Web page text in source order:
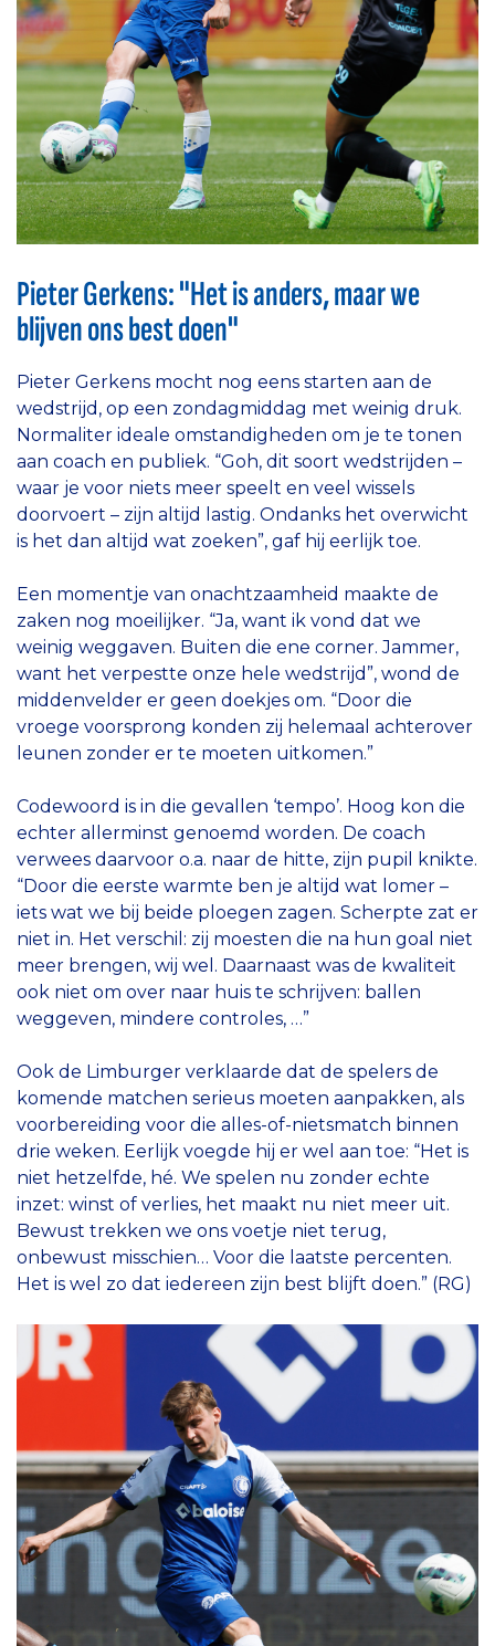
Pieter Gerkens: "Het is anders, maar we
blijven ons best doen"
Pieter Gerkens mocht nog eens starten aan de
wedstrijd, op een zondagmiddag met weinig druk.
Normaliter ideale omstandigheden om je te tonen
aan coach en publiek. “Goh, dit soort wedstrijden –
waar je voor niets meer speelt en veel wissels
doorvoert – zijn altijd lastig. Ondanks het overwicht
is het dan altijd wat zoeken”, gaf hij eerlijk toe.
Een momentje van onachtzaamheid maakte de
zaken nog moeilijker. “Ja, want ik vond dat we
weinig weggaven. Buiten die ene corner. Jammer,
want het verpestte onze hele wedstrijd”, wond de
middenvelder er geen doekjes om. “Door die
vroege voorsprong konden zij helemaal achterover
leunen zonder er te moeten uitkomen.”
Codewoord is in die gevallen ‘tempo’. Hoog kon die
echter allerminst genoemd worden. De coach
verwees daarvoor o.a. naar de hitte, zijn pupil knikte.
“Door die eerste warmte ben je altijd wat lomer –
iets wat we bij beide ploegen zagen. Scherpte zat er
niet in. Het verschil: zij moesten die na hun goal niet
meer brengen, wij wel. Daarnaast was de kwaliteit
ook niet om over naar huis te schrijven: ballen
weggeven, mindere controles, …”
Ook de Limburger verklaarde dat de spelers de
komende matchen serieus moeten aanpakken, als
voorbereiding voor die alles-of-nietsmatch binnen
drie weken. Eerlijk voegde hij er wel aan toe: “Het is
niet hetzelfde, hé. We spelen nu zonder echte
inzet: winst of verlies, het maakt nu niet meer uit.
Bewust trekken we ons voetje niet terug,
onbewust misschien… Voor die laatste percenten.
Het is wel zo dat iedereen zijn best blijft doen.” (RG)